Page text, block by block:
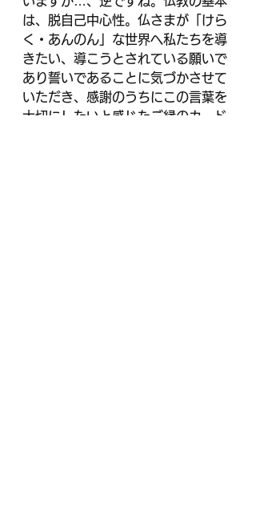
は、脱自己中心性。仏さまが「けら
く・あんのん」な世界へ私たちを導
きたい、導こうとされている願いで
あり誓いであることに気づかさせて
いただき、感謝のうちにこの言葉を
大切にしたいと感じたご縁のカード